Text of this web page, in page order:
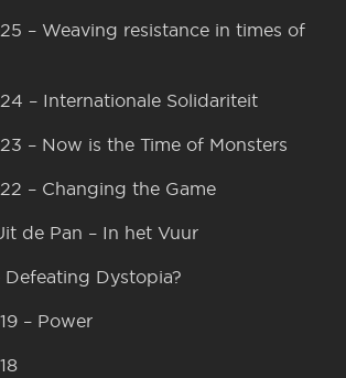
– Weaving resistance in times of
– Internationale Solidariteit
– Now is the Time of Monsters
– Changing the Game
de Pan – In het Vuur
Dystopia?
– Power